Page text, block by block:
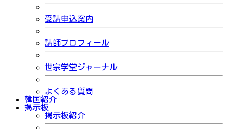
受講申込案内
講師プロフィール
世宗学堂ジャーナル
よくある質問
韓国紹介
掲示板
掲示板紹介